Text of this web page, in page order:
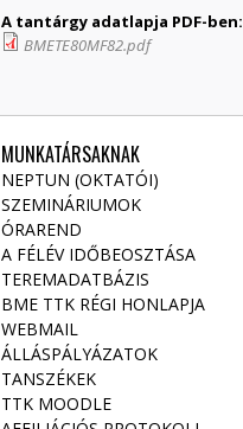
A tantárgy adatlapja PDF-ben:
BMETE80MF82.pdf
MUNKATÁRSAKNAK
NEPTUN (OKTATÓI)
SZEMINÁRIUMOK
ÓRAREND
A FÉLÉV IDŐBEOSZTÁSA
TEREMADATBÁZIS
BME TTK RÉGI HONLAPJA
WEBMAIL
ÁLLÁSPÁLYÁZATOK
TANSZÉKEK
TTK MOODLE